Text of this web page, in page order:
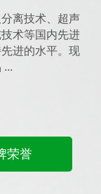
离技术、超声
术等国内先进
进的水平。现
...
荣誉